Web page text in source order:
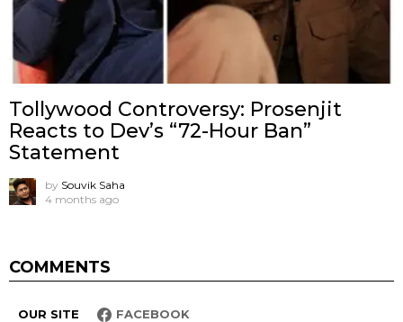
Tollywood Controversy: Prosenjit
Reacts to Dev’s “72-Hour Ban”
Statement
by Souvik Saha
4 months ago
COMMENTS
OUR SITE FACEBOOK